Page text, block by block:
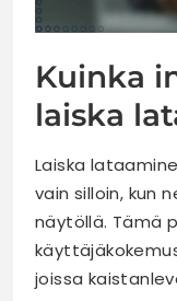
Kuinka
laiska
Laiska
vain silloin, kun
näytöllä. Tämä
joissa